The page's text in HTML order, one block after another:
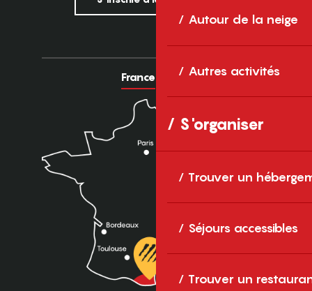
Autour de la neige
Autres activités
S'organiser
Trouver un
Séjours accessibles
Trouver un
France Europe